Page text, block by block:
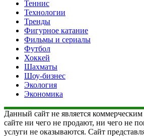
Теннис
Технологии
Тренды
Фигурное катание
Фильмы и сериалы
Футбол
Хоккей
Шахматы
Шоу-бизнес
Экология
Экономика
Данный сайт не является
сайте ни чего не продают, ни чего не
услуги не оказываются. Сайт